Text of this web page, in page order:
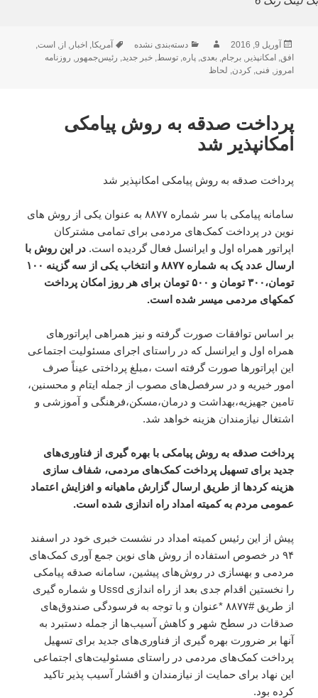
ارسال
شده
در
آوریل 9, 2016 نویسندهدسته‌ها
دسته‌بندی نشده برچسب‌ها
آمریکا, اخبار, از, است,
افق, امکانپذیر,برجام,بعدی,پاره,توسط,خبر جدید, رئیس‌جمهور, روزنامه
امروز, فنی,کردن, لحاظ
پرداخت صدقه به روش پیامکی
امکانپذیر شد
پرداخت صدقه به روش پیامکی امکانپذیر شد
سامانه پیامکی با سر شماره ۸۸۷۷ به عنوان یکی از روش های
نوین در پرداخت کمک‌های مردمی برای تمامی مشترکان
اپراتور همراه اول و ایرانسل فعال گردیده است.در این روش با
ارسال عدد یک به شماره ۸۸۷۷ و انتخاب یکی از سه گزینه ۱۰۰
تومان،۳۰۰ تومان و ۵۰۰ تومان برای هر روز امکان پرداخت
کمکهای مردمی میسر شده است.
بر اساس توافقات صورت گرفته و نیز همراهی اپراتورهای
همراه اول و ایرانسل که در راستای اجرای مسئولیت اجتماعی
این اپراتورها صورت گرفته است ،مبلغ پرداختی عیناً صرف
امور خیریه و در سرفصل‌های مصوب از جمله ایتام و محسنین،
تامین جهیزیه،بهداشت و درمان،مسکن،فرهنگی و آموزشی و
اشتغال نیازمندان هزینه خواهد شد.
پرداخت صدقه به روش پیامکی با بهره گیری از فناوری‌های
جدید برای تسهیل پرداخت کمک‌های مردمی، شفاف سازی
هزینه کردها از طریق ارسال گزارش ماهیانه و افزایش اعتماد
عمومی مردم به کمیته امداد راه اندازی شده است.
پیش از این رئیس کمیته امداد در نشست خبری خود در اسفند
۹۴ در خصوص استفاده از روش های نوین جمع آوری کمک‌های
مردمی و بهسازی در روش‌های پیشین، سامانه صدقه پیامکی
را نخستین اقدام جدی بعد از راه اندازی Ussd و شماره گیری
از طریق #۸۸۷۷ *عنوان و با توجه به فرسودگی صندوق‌های
صدقات در سطح شهر و کاهش آسیب‌ها از جمله دستبرد به
آنها بر ضرورت بهره گیری از فناوری‌های جدید برای تسهیل
پرداخت کمک‌های مردمی در راستای مسئولیت‌های اجتماعی
این نهاد برای حمایت از نیازمندان و اقشار آسیب پذیر تاکید
کرده بود.